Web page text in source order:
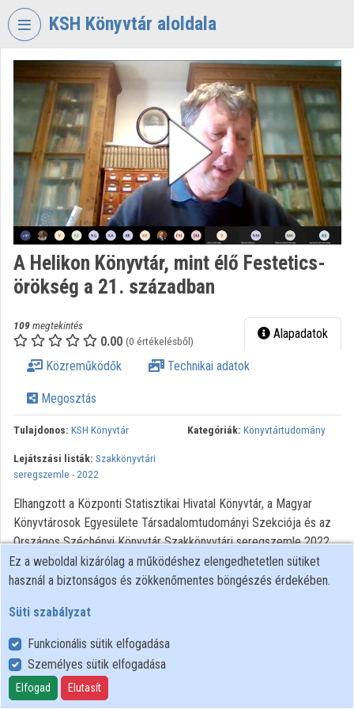
Fejléc kihagyása
KSH Könyvtár aloldala
VIDEOTORIUM
KÖZPONTI
STATISZTIKAI
HIVATAL
KÖNYVTÁR
Intézményi kezdőlap
Bejelentkezés
Intézményi felfedezés
Kategóriák
Intézményi listák
Intézmények
Közreműködők
A Helikon Könyvtár, mint élő Festetics-
örökség a 21. században
109megtekintés
0.00 (0 értékelésből) Alapadatok
Közreműködők Technikai adatok
Megosztás
Tulajdonos: KSH Könyvtár Kategóriák: Könyvtártudomány
Lejátszási listák: Szakkönyvtári
seregszemle - 2022
Elhangzott a Központi Statisztikai Hivatal Könyvtár, a Magyar
Könyvtárosok Egyesülete Társadalomtudományi Szekciója és az
Országos Széchényi Könyvtár Szakkönyvtári seregszemle 2022
című konferenciáján 2022. március 29-én.
Felhasználói szabályzat
Adatkezelési tájékoztató
Süti szabályzat
Ez a weboldal kizárólag a működéshez elengedhetetlen sütiket
használ a biztonságos és zökkenőmentes böngészés érdekében.
Süti szabályzat
Funkcionális sütik elfogadása
Személyes sütik elfogadása
Elfogad Elutasít